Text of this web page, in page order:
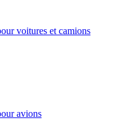
voitures et camions
avions